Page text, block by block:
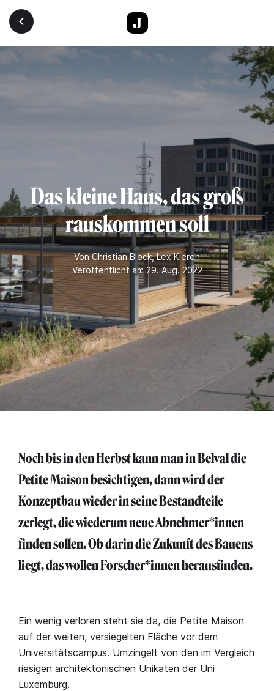
Direkt zum Inhalt
Das kleine Haus, das groß
rauskommen soll
VonChristian Block,Lex Kleren
Veröffentlicht am 29. Aug. 2022
Noch bis in den Herbst kann man in Belval die
Petite Maison besichtigen, dann wird der
Konzeptbau wieder in seine Bestandteile
zerlegt, die wiederum neue Abnehmer*innen
finden sollen. Ob darin die Zukunft des Bauens
liegt, das wollen Forscher*innen herausfinden.
Ein wenig verloren steht sie da, die Petite Maison
auf der weiten, versiegelten Fläche vor dem
Universitätscampus. Umzingelt von den im Vergleich
riesigen architektonischen Unikaten der Uni
Luxemburg.